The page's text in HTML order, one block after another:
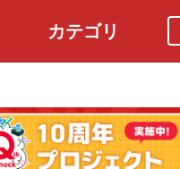
カテゴリ